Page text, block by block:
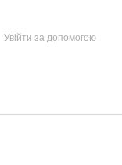
Увійти за допомогою